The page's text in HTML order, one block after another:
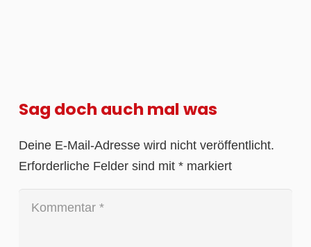
Sag doch auch mal was
Deine E-Mail-Adresse wird nicht veröffentlicht.
Erforderliche Felder sind mit * markiert